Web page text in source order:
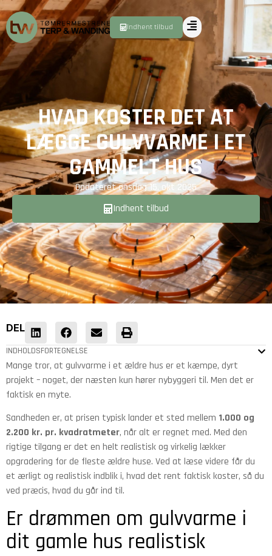
Indhent tilbud
HVAD KOSTER DET AT
LÆGGE GULVVARME I ET
GAMMELT HUS
Opdateretonsdag 15. okt 2025
Indhent tilbud
DEL
INDHOLDSFORTEGNELSE
Mange tror, at gulvvarme i et ældre hus er et kæmpe, dyrt
projekt – noget, der næsten kun hører nybyggeri til. Men det er
faktisk en myte.
Sandheden er, at prisen typisk lander et sted mellem 1.000 og
2.200 kr. pr. kvadratmeter, når alt er regnet med. Med den
rigtige tilgang er det en helt realistisk og virkelig lækker
opgradering for de fleste ældre huse. Ved at læse videre får du
et ærligt og realistisk indblik i, hvad det rent faktisk koster, så du
ved præcis, hvad du går ind til.
Er drømmen om gulvvarme i
dit gamle hus realistisk